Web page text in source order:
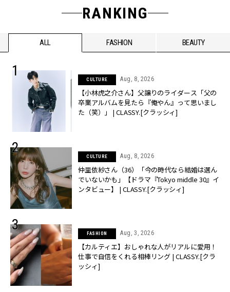
RANKING
ALL FASHION BEAUTY
CULTURE Aug, 8, 2026
【小林虎之介さん】父譲りのライダース「父の
卒業アルバムを見たら『俺やん』って思いまし
た（笑）」 | CLASSY.[クラッシィ]
CULTURE Aug, 8, 2026
仲里依紗さん（36）「今の時代なら結婚は選ん
でいないかも」【ドラマ『Tokyo middle 30』イ
ンタビュー】 | CLASSY.[クラッシィ]
FASHION Aug, 3, 2026
【カルティエ】おしゃれな人がリアルに愛用！
仕事で自信をくれる相棒リング | CLASSY.[クラ
ッシィ]